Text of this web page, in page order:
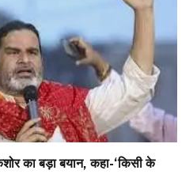
का बड़ा बयान, कहा-‘किसी के